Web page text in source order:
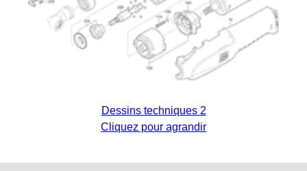
Dessins techniques 2
Cliquez pour agrandir